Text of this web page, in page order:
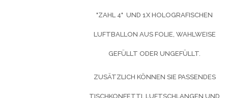
"ZAHL 4" UND 1X HOLOGRAFISCHEN
LUFTBALLON AUS FOLIE, WAHLWEISE
GEFÜLLT ODER UNGEFÜLLT.
ZUSÄTZLICH KÖNNEN SIE PASSENDES
TISCHKONFETTI, LUFTSCHLANGEN UND